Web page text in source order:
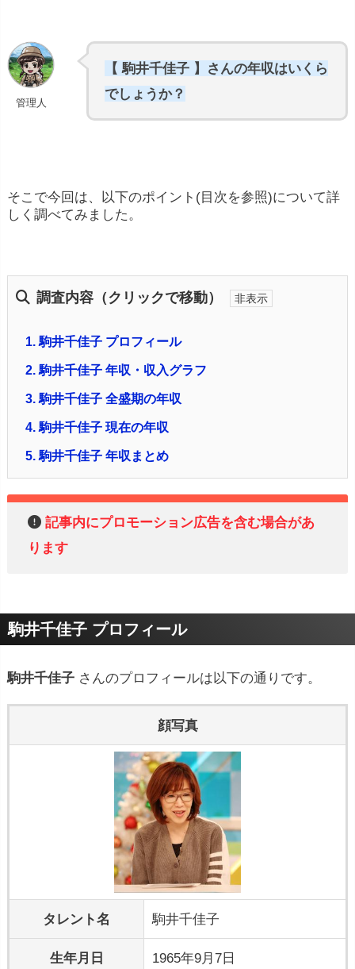
管理人
【 駒井千佳子 】さんの年収はいくら
でしょうか？
そこで今回は、以下のポイント(目次を参照)について詳
しく調べてみました。
調査内容（クリックで移動）
1.駒井千佳子 プロフィール
2.駒井千佳子 年収・収入グラフ
3.駒井千佳子 全盛期の年収
4.駒井千佳子 現在の年収
5.駒井千佳子 年収まとめ
記事内にプロモーション広告を含む場合があ
ります
駒井千佳子 プロフィール
駒井千佳子 さんのプロフィールは以下の通りです。
顔写真
タレント名 駒井千佳子
生年月日 1965年9月7日